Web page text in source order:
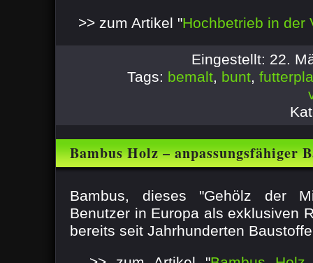
>> zum Artikel "Hochbetrieb in der
Eingestellt: 22.
Tags: bemalt, bunt,
Bambus Holz – anpassungsfähiger
Bambus, dieses "Gehölz der
Benutzer in Europa als exklusiven
bereits seit Jahrhunderten